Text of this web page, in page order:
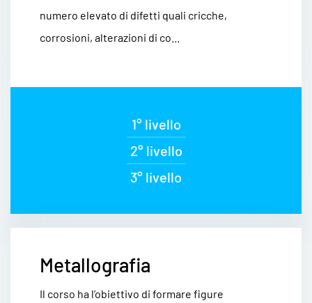
numero elevato di difetti quali cricche,
corrosioni, alterazioni di co...
1° livello
2° livello
3° livello
Metallografia
Il corso ha l’obiettivo di formare figure